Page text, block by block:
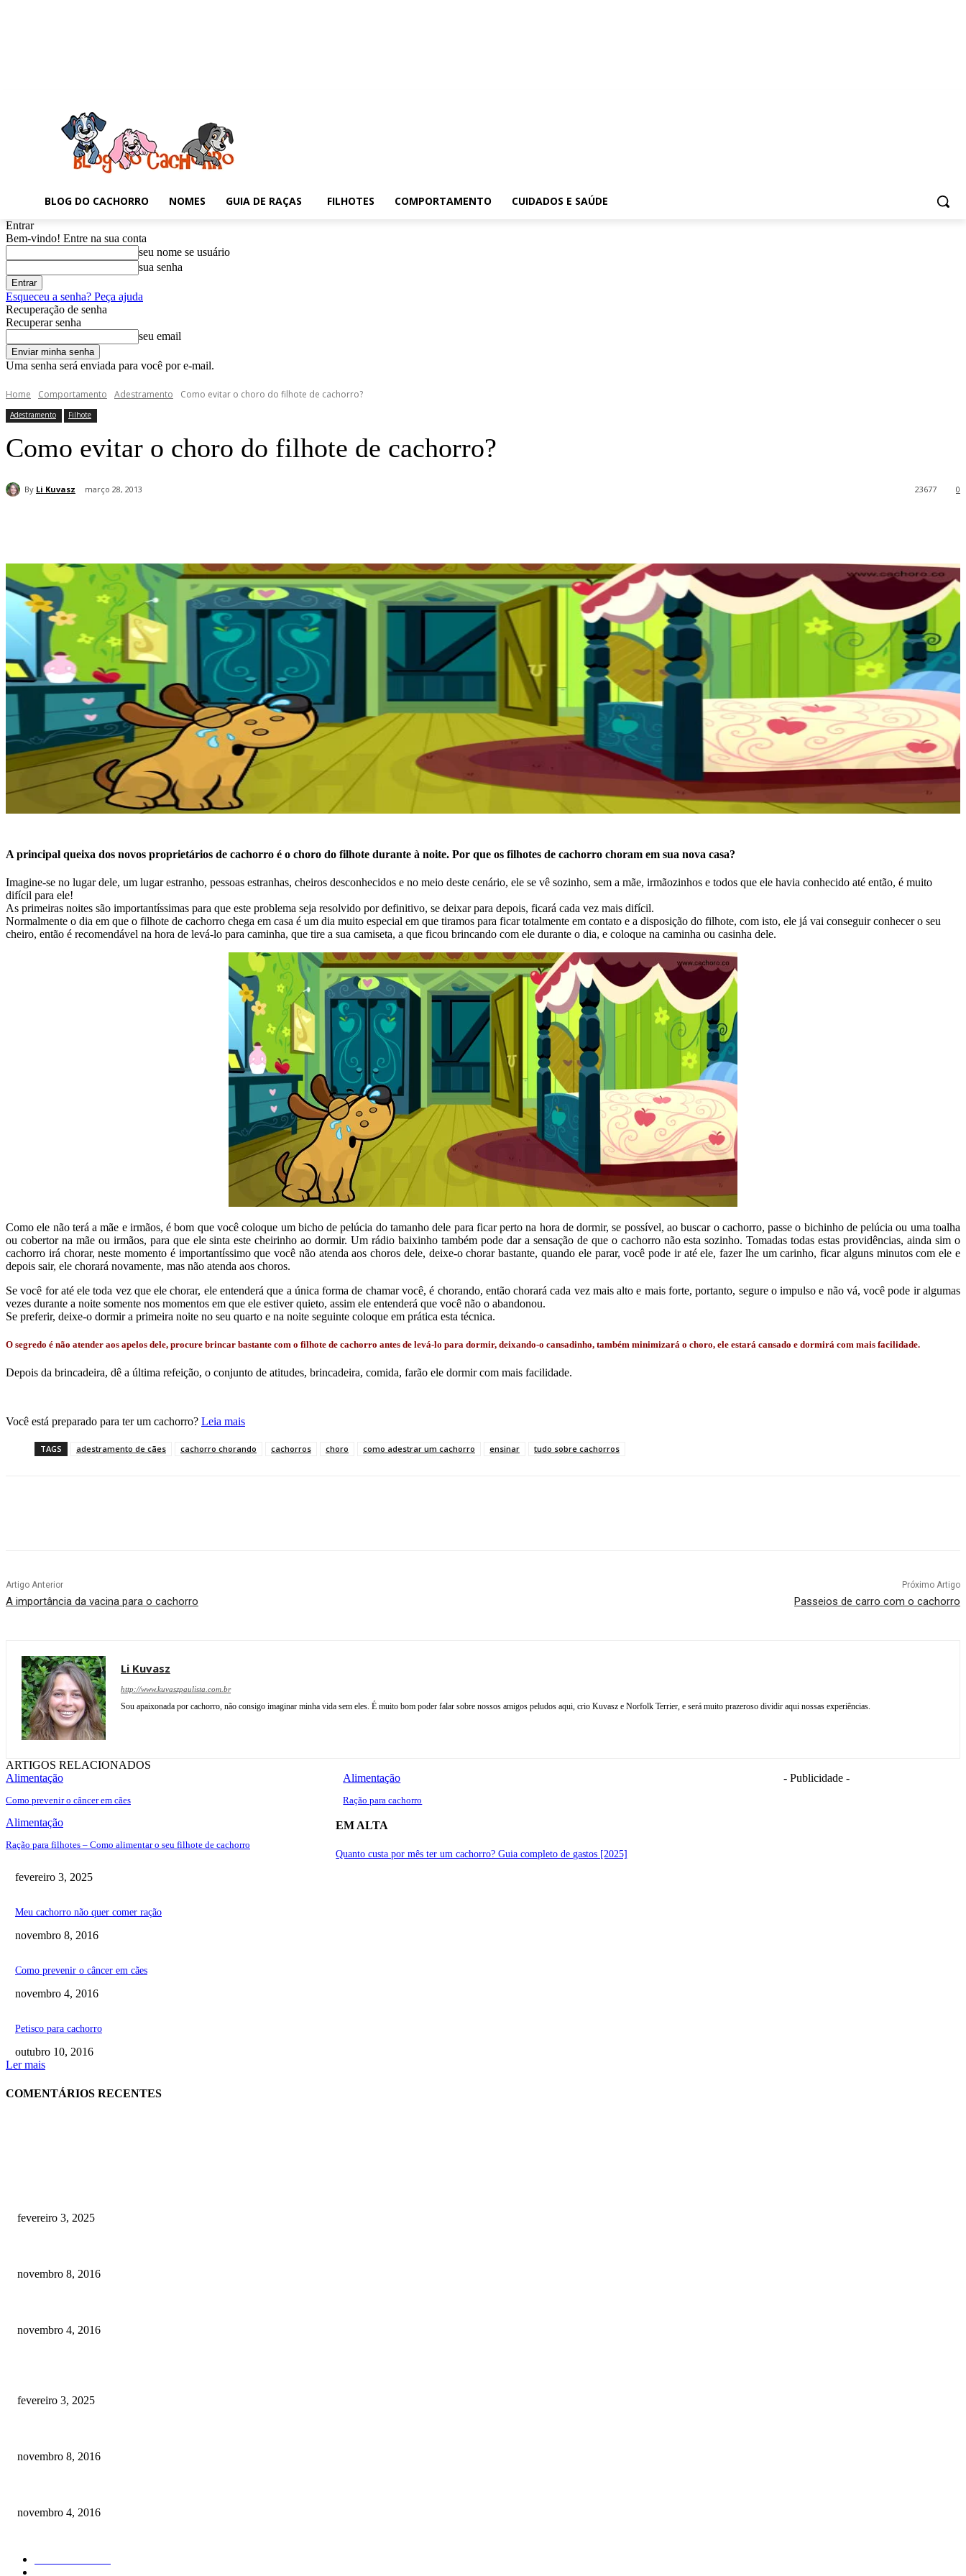
BLOG DO CACHORRO NOMES GUIA DE RAÇAS FILHOTES COMPORTAMENTO CUIDADOS E SAÚDE
Entrar
Bem-vindo! Entre na sua conta
seu nome se usuário
sua senha
Esqueceu a senha? Peça ajuda
Recuperação de senha
Recuperar senha
seu email
Uma senha será enviada para você por e-mail.
Home Comportamento Adestramento Como evitar o choro do filhote de cachorro?
Adestramento Filhote
Como evitar o choro do filhote de cachorro?
By Li Kuvasz março 28, 2013 0
23677
A principal queixa dos novos proprietários de cachorro é o choro do filhote durante à noite. Por que os filhotes de cachorro choram em sua nova casa?
Imagine-se no lugar dele, um lugar estranho, pessoas estranhas, cheiros desconhecidos e no meio deste cenário, ele se vê sozinho, sem a mãe, irmãozinhos e todos que ele havia conhecido até então, é muito
difícil para ele!
As primeiras noites são importantíssimas para que este problema seja resolvido por definitivo, se deixar para depois, ficará cada vez mais difícil.
Normalmente o dia em que o filhote de cachorro chega em casa é um dia muito especial em que tiramos para ficar totalmente em contato e a disposição do filhote, com isto, ele já vai conseguir conhecer o seu
cheiro, então é recomendável na hora de levá-lo para caminha, que tire a sua camiseta, a que ficou brincando com ele durante o dia, e coloque na caminha ou casinha dele.
Como ele não terá a mãe e irmãos, é bom que você coloque um bicho de pelúcia do tamanho dele para ficar perto na hora de dormir, se possível, ao buscar o cachorro, passe o bichinho de pelúcia ou uma toalha
ou cobertor na mãe ou irmãos, para que ele sinta este cheirinho ao dormir. Um rádio baixinho também pode dar a sensação de que o cachorro não esta sozinho. Tomadas todas estas providências, ainda sim o
cachorro irá chorar, neste momento é importantíssimo que você não atenda aos choros dele, deixe-o chorar bastante, quando ele parar, você pode ir até ele, fazer lhe um carinho, ficar alguns minutos com ele e
depois sair, ele chorará novamente, mas não atenda aos choros.
Se você for até ele toda vez que ele chorar, ele entenderá que a única forma de chamar você, é chorando, então chorará cada vez mais alto e mais forte, portanto, segure o impulso e não vá, você pode ir algumas
vezes durante a noite somente nos momentos em que ele estiver quieto, assim ele entenderá que você não o abandonou.
Se preferir, deixe-o dormir a primeira noite no seu quarto e na noite seguinte coloque em prática esta técnica.
O segredo é não atender aos apelos dele, procure brincar bastante com o filhote de cachorro antes de levá-lo para dormir, deixando-o cansadinho, também minimizará o choro, ele estará cansado e dormirá com mais facilidade.
Depois da brincadeira, dê a última refeição, o conjunto de atitudes, brincadeira, comida, farão ele dormir com mais facilidade.
Você está preparado para ter um cachorro? Leia mais
TAGS adestramento de cães cachorro chorando cachorros choro como adestrar um cachorro ensinar tudo sobre cachorros
Artigo Anterior
A importância da vacina para o cachorro
Próximo Artigo
Passeios de carro com o cachorro
Li Kuvasz
http://www.kuvaszpaulista.com.br
Sou apaixonada por cachorro, não consigo imaginar minha vida sem eles. É muito bom poder falar sobre nossos amigos peludos aqui, crio Kuvasz e Norfolk Terrier, e será muito prazeroso dividir aqui nossas experiências.
ARTIGOS RELACIONADOS
Alimentação
Como prevenir o câncer em cães
Alimentação
Ração para cachorro
Alimentação
Ração para filhotes – Como alimentar o seu filhote de cachorro
- Publicidade -
EM ALTA
Quanto custa por mês ter um cachorro? Guia completo de gastos [2025]
fevereiro 3, 2025
Meu cachorro não quer comer ração
novembro 8, 2016
Como prevenir o câncer em cães
novembro 4, 2016
Petisco para cachorro
outubro 10, 2016
Ler mais
COMENTÁRIOS RECENTES
fevereiro 3, 2025
novembro 8, 2016
novembro 4, 2016
fevereiro 3, 2025
novembro 8, 2016
novembro 4, 2016